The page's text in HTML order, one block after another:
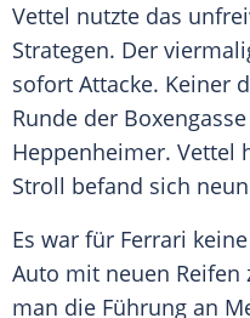
Vettel nutzte das
Strategen. Der
sofort Attacke. Keiner
Runde der
Heppenheimer. Vettel
Stroll befand sich
Es war für Ferrari
Auto mit neuen Reifen
man die Führung an